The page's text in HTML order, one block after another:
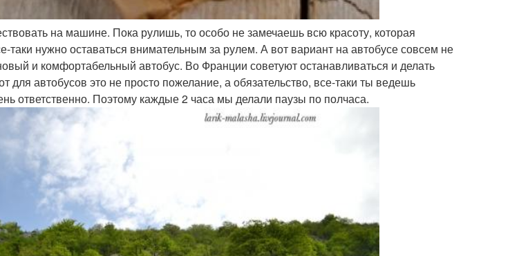
на машине. Пока рулишь, то особо не замечаешь всю красоту, которая
таки нужно оставаться внимательным за рулем. А вот вариант на автобусе совсем не
и комфортабельный автобус. Во Франции советуют останавливаться и делать
для автобусов это не просто пожелание, а обязательство, все-таки ты ведешь
ответственно. Поэтому каждые 2 часа мы делали паузы по полчаса.